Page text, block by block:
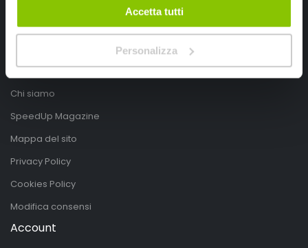
Accetta tutti
Personalizza
PIVA IT03490830266
Speedup.it by Trio Group
Telefono0423.601555
Chi siamo
SpeedUp Magazine
Mappa del sito
Privacy Policy
Cookies Policy
Modifica consensi
Account